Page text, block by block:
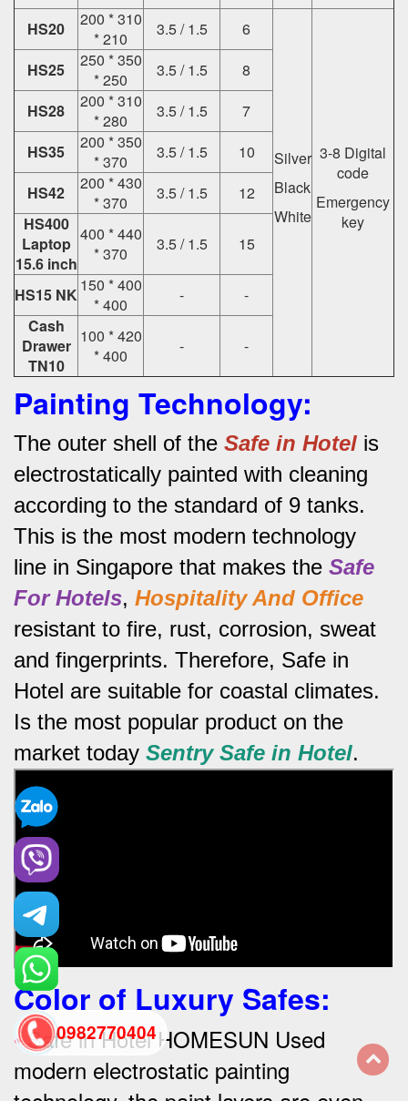
HS20
200 * 310
* 210
3.5 / 1.5 6
Silver
Black
White
3-8 Digital
code
Emergency
key
HS25
250 * 350
* 250
3.5 / 1.5
8
HS28
200 * 310
* 280
3.5 / 1.5
7
HS35
200 * 350
* 370
3.5 / 1.5
10
HS42
200 * 430
* 370
3.5 / 1.5
12
HS400
Laptop
15.6 inch
400 * 440
* 370
3.5 / 1.5 15
HS15 NK 150 * 400
* 400
-
-
Cash
Drawer
TN10
100 * 420
* 400
- -
Painting Technology:
The outer shell of the Safe in Hotel is
electrostatically painted with cleaning
according to the standard of 9 tanks.
This is the most modern technology
line in Singapore that makes the Safe
For Hotels, Hospitality And Office
resistant to fire, rust, corrosion, sweat
and fingerprints. Therefore, Safe in
Hotel are suitable for coastal climates.
Is the most popular product on the
market today Sentry Safe in Hotel.
Color of Luxury Safes:
• Safe in Hotel HOMESUN Used
modern electrostatic painting
0982770404